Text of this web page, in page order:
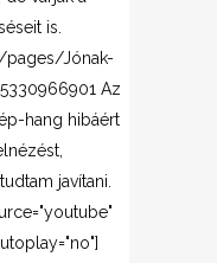
is.
Jónak-
Az
hang hibáért
javítani.